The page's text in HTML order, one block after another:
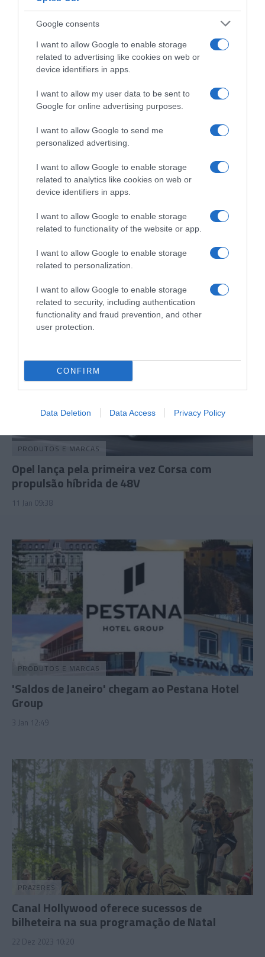
Google consents
I want to allow Google to enable storage
related to advertising like cookies on web or
device identifiers in apps.
I want to allow my user data to be sent to
Google for online advertising purposes.
I want to allow Google to send me
personalized advertising.
I want to allow Google to enable storage
related to analytics like cookies on web or
device identifiers in apps.
I want to allow Google to enable storage
related to functionality of the website or app.
I want to allow Google to enable storage
related to personalization.
I want to allow Google to enable storage
related to security, including authentication
functionality and fraud prevention, and other
user protection.
CONFIRM
Data Deletion Data Access Privacy Policy
PRAZERES
Filme sobre Mamonas Assassinas é sucesso no
Brasil e deverá ser exibido em Portugal
13 Jan 09:20
PESSOAS
Ondas gigantes no Jardim do Mar conquistam
surfistas internacionais
PRODUTOS E MARCAS
Opel lança pela primeira vez Corsa com
propulsão híbrida de 48V
11 Jan 09:38
PRODUTOS E MARCAS
'Saldos de Janeiro' chegam ao Pestana Hotel
Group
3 Jan 12:49
PRAZERES
Canal Hollywood oferece sucessos de
bilheteira na sua programação de Natal
22 Dez 2023 10:20